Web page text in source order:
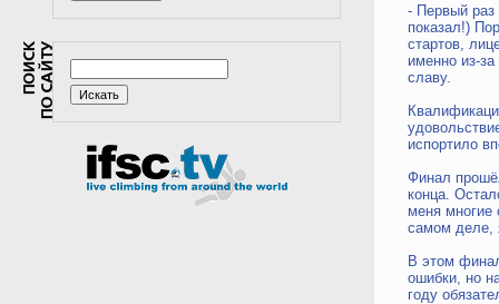
- Первый раз
показал!)
стартов,
именно из-
славу.
испортило
Финал
конца.
меня
самом деле,
В этом
ошибки, но
году